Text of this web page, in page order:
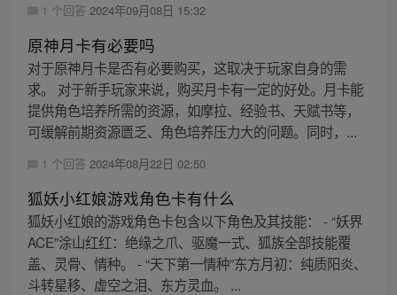
1 个回答 2024年09月08日 15:32
原神月卡有必要吗
对于原神月卡是否有必要购买，这取决于玩家自身的需
求。 对于新手玩家来说，购买月卡有一定的好处。月卡能
提供角色培养所需的资源，如摩拉、经验书、天赋书等，
可缓解前期资源匮乏、角色培养压力大的问题。同时，...
1 个回答 2024年08月22日 02:50
狐妖小红娘游戏角色卡有什么
狐妖小红娘的游戏角色卡包含以下角色及其技能： - “妖界
ACE”涂山红红：绝缘之爪、驱魔一式、狐族全部技能覆
盖、灵骨、情种。 - “天下第一情种”东方月初：纯质阳炎、
斗转星移、虚空之泪、东方灵血。 ...